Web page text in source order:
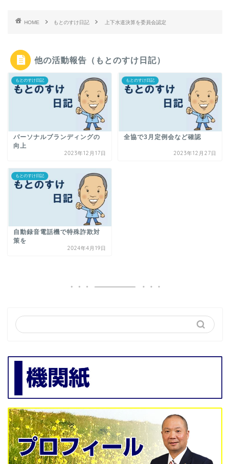
HOME もとのすけ日記 上下水道決算を委員会認定
他の活動報告（もとのすけ日記）
もとのすけ日記
パーソナルブランディングの
向上
2023年12月17日
もとのすけ日記
全協で3月定例会など確認
2023年12月27日
もとのすけ日記
自動録音電話機で特殊詐欺対
策を
2024年4月19日